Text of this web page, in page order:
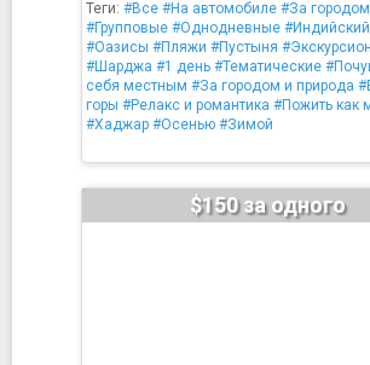
Теги: #Все #На автомобиле #За городом
#Групповые #Однодневные
#Оазисы #Пляжи #Пустыня
#Шарджа #1 день #Тематические
себя местным #За городом и природа
горы #Релакс и романтика #Пожить как
#Хаджар #Осенью #Зимой
$150 за одного